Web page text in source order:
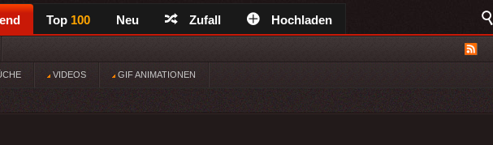
Top 100 Neu Zufall Hochladen
VIDEOS GIF ANIMATIONEN